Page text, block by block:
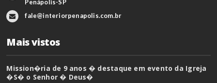
Penápolis-SP
fale@interiorpenapolis.com.br
Mais vistos
Mission�ria de 9 anos � destaque em evento da Igreja
�S� o Senhor � Deus�